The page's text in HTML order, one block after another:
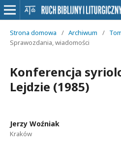
Strona domowa / Archiwum /
Sprawozdania, wiadomości
Konferencja
Lejdzie (1985)
Jerzy Woźniak
Kraków